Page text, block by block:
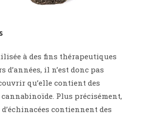
à des fins thérapeutiques
d’années, il n’est donc pas
qu’elle contient des
cannabinoïde. Plus précisément,
contiennent des